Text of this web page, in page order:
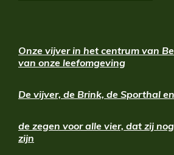
Onze vijver in het centrum van
van onze leefomgeving
De vijver, de Brink, de Sporthal
de zegen voor alle vier, dat zij
zijn